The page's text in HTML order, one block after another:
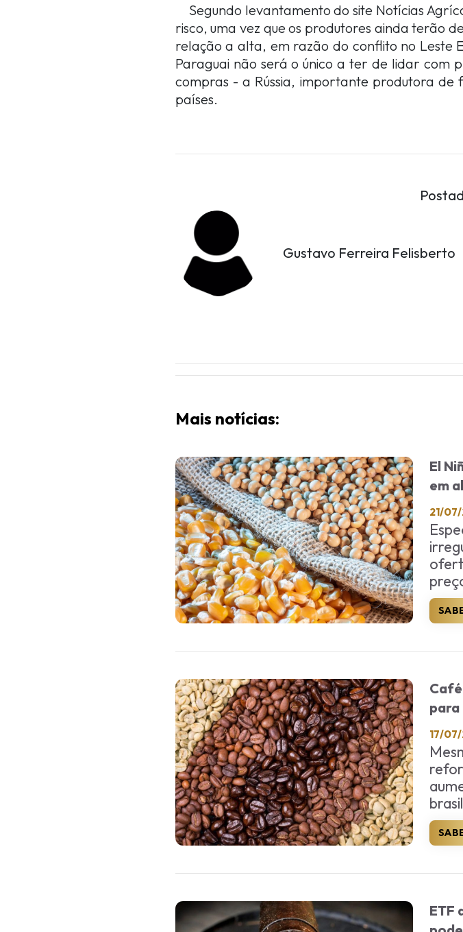
Segundo levantamento do site Notícias
risco, uma vez que os produtores ainda terão
relação a alta, em razão do conflito no Leste
Paraguai não será o único a ter de lidar com
compras - a Rússia, importante produtora
países.
Gustavo Ferreira Felisberto
Mais notícias:
El
em
21/
para
17/
ETF